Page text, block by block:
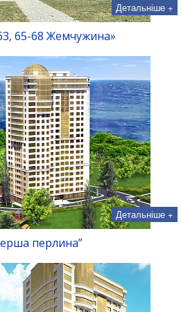
Детальніше +
65-68 Жемчужина»
Детальніше +
перлина”